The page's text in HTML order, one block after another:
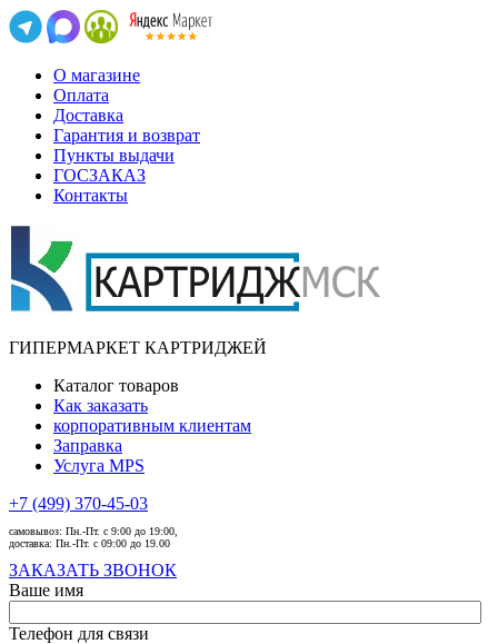
О магазине
Оплата
Доставка
Гарантия и возврат
Пункты выдачи
ГОСЗАКАЗ
Контакты
ГИПЕРМАРКЕТ КАРТРИДЖЕЙ
Каталог товаров
Как заказать
корпоративным клиентам
Заправка
Услуга MPS
+7 (499) 370-45-03
самовывоз: Пн.-Пт. с 9:00 до 19:00,
доставка: Пн.-Пт. с 09:00 до 19.00
ЗАКАЗАТЬ ЗВОНОК
Ваше имя
Телефон для связи